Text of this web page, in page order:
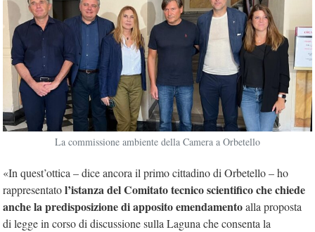
La commissione ambiente della Camera a Orbetello
«In quest’ottica – dice ancora il primo cittadino di Orbetello – ho
rappresentatol’istanza del Comitato tecnico scientifico che chiede
anche la predisposizione di apposito emendamentoalla proposta
di legge in corso di discussione sulla Laguna che consenta la